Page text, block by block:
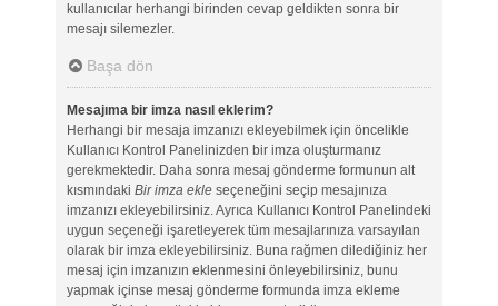
kullanıcılar herhangi birinden cevap geldikten sonra bir
mesajı silemezler.
Başa dön
Mesajıma bir imza nasıl eklerim?
Herhangi bir mesaja imzanızı ekleyebilmek için öncelikle
Kullanıcı Kontrol Panelinizden bir imza oluşturmanız
gerekmektedir. Daha sonra mesaj gönderme formunun alt
kısmındaki Bir imza ekleseçeneğini seçip mesajınıza
imzanızı ekleyebilirsiniz. Ayrıca Kullanıcı Kontrol Panelindeki
uygun seçeneği işaretleyerek tüm mesajlarınıza varsayılan
olarak bir imza ekleyebilirsiniz. Buna rağmen dilediğiniz her
mesaj için imzanızın eklenmesini önleyebilirsiniz, bunu
yapmak içinse mesaj gönderme formunda imza ekleme